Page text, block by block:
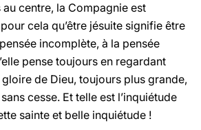
au centre, la Compagnie est
cela qu’être jésuite signifie être
incomplète, à la pensée
pense toujours en regardant
gloire de Dieu, toujours plus grande,
cesse. Et telle est l’inquiétude
sainte et belle inquiétude !